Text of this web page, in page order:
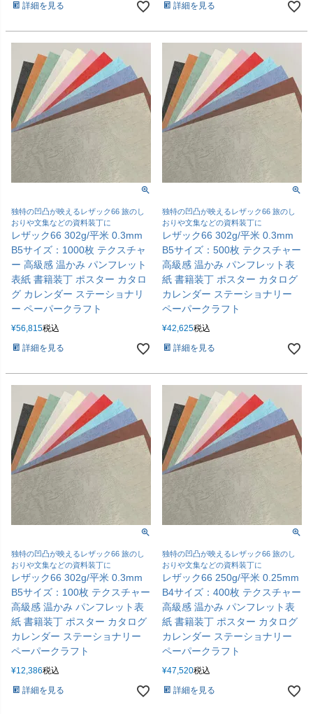
詳細を見る 詳細を見る
独特の凹凸が映えるレザック66 旅のし
おりや文集などの資料装丁に
レザック66 302g/平米 0.3mm
B5サイズ：1000枚 テクスチャ
ー 高級感 温かみ パンフレット
表紙 書籍装丁 ポスター カタロ
グ カレンダー ステーショナリ
ー ペーパークラフト
¥56,815税込
詳細を見る
独特の凹凸が映えるレザック66 旅のし
おりや文集などの資料装丁に
レザック66 302g/平米 0.3mm
B5サイズ：500枚 テクスチャー
高級感 温かみ パンフレット表
紙 書籍装丁 ポスター カタログ
カレンダー ステーショナリー
ペーパークラフト
¥42,625税込
詳細を見る
独特の凹凸が映えるレザック66 旅のし
おりや文集などの資料装丁に
レザック66 302g/平米 0.3mm
B5サイズ：100枚 テクスチャー
高級感 温かみ パンフレット表
紙 書籍装丁 ポスター カタログ
カレンダー ステーショナリー
ペーパークラフト
¥12,386税込
詳細を見る
独特の凹凸が映えるレザック66 旅のし
おりや文集などの資料装丁に
レザック66 250g/平米 0.25mm
B4サイズ：400枚 テクスチャー
高級感 温かみ パンフレット表
紙 書籍装丁 ポスター カタログ
カレンダー ステーショナリー
ペーパークラフト
¥47,520税込
詳細を見る